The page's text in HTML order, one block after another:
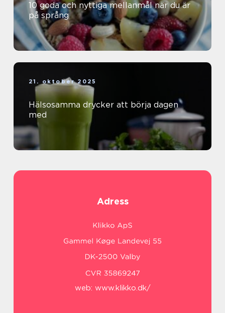
10 goda och nyttiga mellanmål när du är
på språng
21. oktober 2025
Hälsosamma drycker att börja dagen
med
Adress
web: www.klikko.dk/